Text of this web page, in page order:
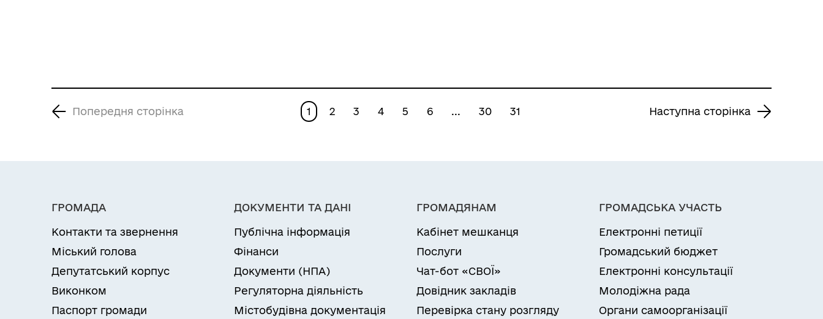
Попередня сторінка 1 2 3 4 5 6 ... 30 31 Наступна сторінка
ГРОМАДА
Контакти та звернення
Міський голова
Депутатський корпус
Виконком
Паспорт громади
ДОКУМЕНТИ ТА ДАНІ
Публічна інформація
Фінанси
Документи (НПА)
Регуляторна діяльність
Містобудівна документація
ГРОМАДЯНАМ
Кабінет мешканця
Послуги
Чат-бот «СВОЇ»
Довідник закладів
Перевірка стану розгляду
ГРОМАДСЬКА УЧАСТЬ
Електронні петиції
Громадський бюджет
Електронні консультації
Молодіжна рада
Органи самоорганізації